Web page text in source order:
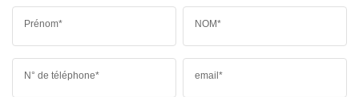
Prénom* NOM*
N° de téléphone* email*